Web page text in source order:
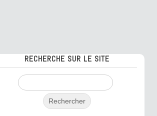
RECHERCHE SUR LE SITE